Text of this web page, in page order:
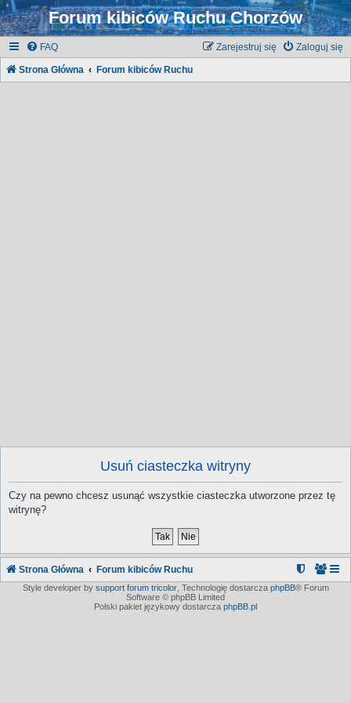
Forum kibiców Ruchu Chorzów
FAQ Zaloguj się
Zarejestruj się
Strona Główna Forum kibiców Ruchu
Usuń ciasteczka witryny
Czy na pewno chcesz usunąć wszystkie ciasteczka utworzone przez tę
witrynę?
Strona Główna Forum kibiców Ruchu
Style developer by support forum tricolor, Technologię dostarcza phpBB® Forum
Software © phpBB Limited
Polski pakiet językowy dostarcza phpBB.pl